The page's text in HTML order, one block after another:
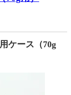
ケース（70g